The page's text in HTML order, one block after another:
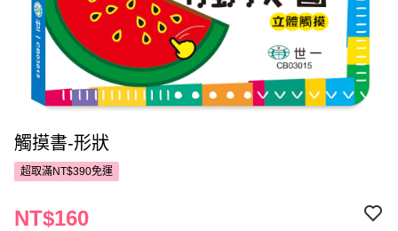
觸摸書-形狀
超取滿NT$390免運
NT$160